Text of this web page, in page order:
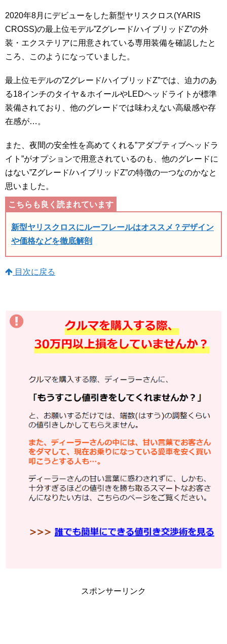
2020年8月にデビューをした新型ヤリスクロス(YARIS
CROSS)の最上位モデル”Zグレード/ハイブリッドZ”の外
装・エクステリアに用意されている専用装備を確認したと
ころ、このようになっていました。
最上位モデルの”Zグレード/ハイブリッドZ”では、迫力のあ
る18インチのタイヤ＆ホイールやLEDヘッドライトが標準
装備されており、他のグレードでは味わえない高級感や存
在感が…。
また、夜間の安全性を高めてくれる”アダプティブヘッドラ
イト”がオプションで用意されているのも、他のグレードに
はない”Zグレード/ハイブリッドZ”の特徴の一つなのかなと
思いました。
新型ヤリスクロスにルーフレールはオススメ？デザイン
や価格などを徹底解剖
目次に戻る
スポンサーリンク